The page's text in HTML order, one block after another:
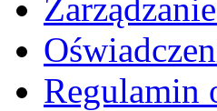
Regulamin